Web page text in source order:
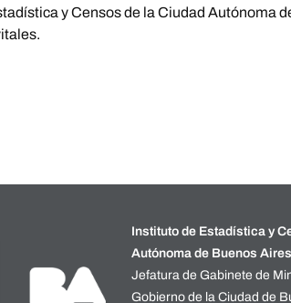
y Censos de la Ciudad Autónoma
Instituto de Estadística y
Autónoma de Buenos
Jefatura de Gabinete de
Gobierno de la Ciudad de